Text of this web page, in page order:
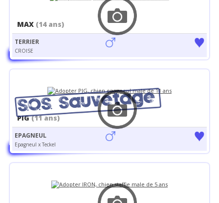
MAX (14 ans)
TERRIER
CROISE
PIG(11 ans)
EPAGNEUL
Epagneul x Teckel